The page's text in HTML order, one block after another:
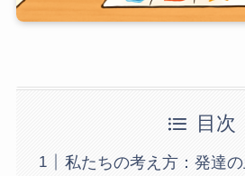
目次
私たちの考え方：発達